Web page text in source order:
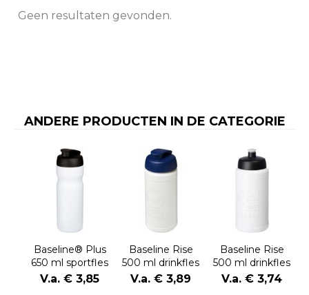
Geen resultaten gevonden.
ANDERE PRODUCTEN IN DE CATEGORIE
Baseline® Plus
650 ml sportfles
met
kanteldeksel
V.a. € 3,85
Baseline Rise
500 ml drinkfles
met klapdeksel
V.a. € 3,89
Baseline Rise
500 ml drinkfles
V.a. € 3,74